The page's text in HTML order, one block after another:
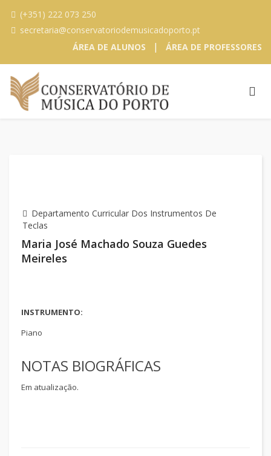
(+351) 222 073 250
secretaria@conservatoriodemusicadoporto.pt
ÁREA DE ALUNOS
| ÁREA DE PROFESSORES
Departamento Curricular Dos Instrumentos De
Teclas
Maria José Machado Souza Guedes
Meireles
INSTRUMENTO:
Piano
NOTAS BIOGRÁFICAS
Em atualização.